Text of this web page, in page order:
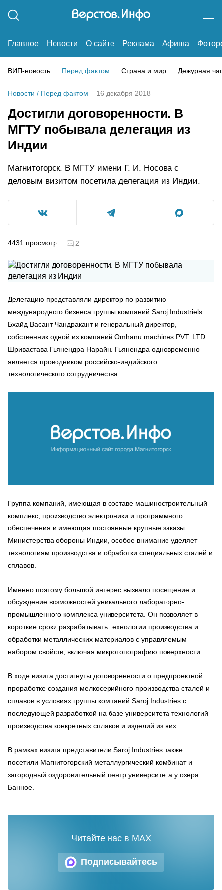
Главное Новости О сайте Реклама Афиша
ВИП-новость Перед фактом Страна и мир Дежурная
Новости / Перед фактом 16 декабря 2018
Достигли договоренности. В
МГТУ побывала делегация из
Индии
Магнитогорск. В МГТУ имени Г. И. Носова с
деловым визитом посетила делегация из Индии.
4431 просмотр 2
Делегацию представляли директор по развитию
международного бизнеса группы компаний Saroj Industriels
Бхайд Васант Чандракант и генеральный директор,
собственник одной из компаний Omhanu machines PVT. LTD
Шривастава Гьянендра Нарайн. Гьянендра одновременно
является проводником российско-индийского
технологического сотрудничества.
Группа компаний, имеющая в составе машиностроительный
комплекс, производство электроники и программного
обеспечения и имеющая постоянные крупные заказы
Министерства обороны Индии, особое внимание уделяет
технологиям производства и обработки специальных сталей и
сплавов.
Именно поэтому большой интерес вызвало посещение и
обсуждение возможностей уникального лабораторно-
промышленного комплекса университета. Он позволяет в
короткие сроки разрабатывать технологии производства и
обработки металлических материалов с управляемым
набором свойств, включая микротопографию поверхности.
В ходе визита достигнуты договоренности о предпроектной
проработке создания мелкосерийного производства сталей и
сплавов в условиях группы компаний Saroj Industries с
последующей разработкой на базе университета технологий
производства конкретных сплавов и изделий из них.
В рамках визита представители Saroj Industries также
посетили Магнитогорский металлургический комбинат и
загородный оздоровительный центр университета у озера
Банное.
Подписывайтесь
Читайте нас в MAX